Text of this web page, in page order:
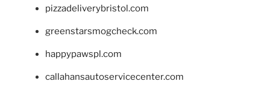
pizzadeliverybristol.com
greenstarsmogcheck.com
happypawspl.com
callahansautoservicecenter.com